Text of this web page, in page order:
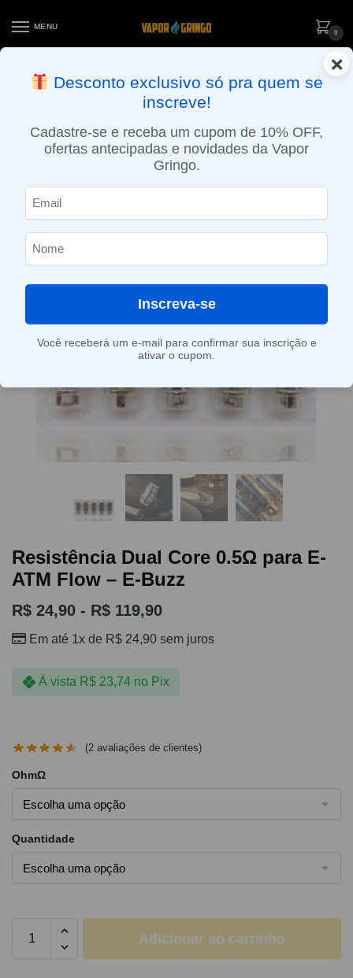
MENU
0
ENTREGA NO MESMO DIA EM SÃO PAULO (SEG A SEX): PEDIDOS
APROVADOS ATÉ 15:30 VIA MOTOBOY
Resistência Dual Core 0.5Ω para E-
ATM Flow – E-Buzz
R$ 24,90 - R$ 119,90
Em até 1x de R$ 24,90 sem juros
À vista R$23,74 no Pix
(2 avaliações de clientes)
OhmΩ
Quantidade
Adicionar ao carrinho
×
Desconto exclusivo só pra quem se
inscreve!
Cadastre-se e receba um cupom de 10% OFF,
ofertas antecipadas e novidades da Vapor
Gringo.
Inscreva-se
Você receberá um e-mail para confirmar sua inscrição e
ativar o cupom.